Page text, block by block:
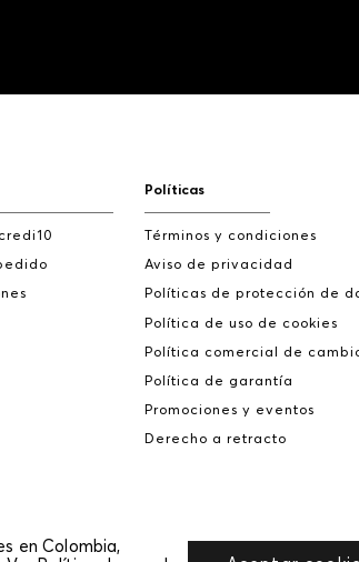
Políticas
Términos y condiciones
Aviso de privacidad
Políticas de protección de
Política de uso de cookies
Política comercial de
Política de garantía
Promociones y eventos
Derecho a retracto
en Colombia,